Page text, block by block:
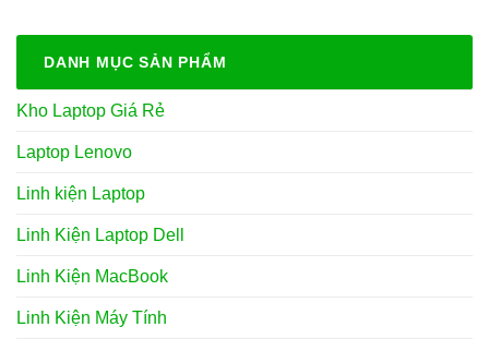
DANH MỤC SẢN PHẨM
Kho Laptop Giá Rẻ
Laptop Lenovo
Linh kiện Laptop
Linh Kiện Laptop Dell
Linh Kiện MacBook
Linh Kiện Máy Tính